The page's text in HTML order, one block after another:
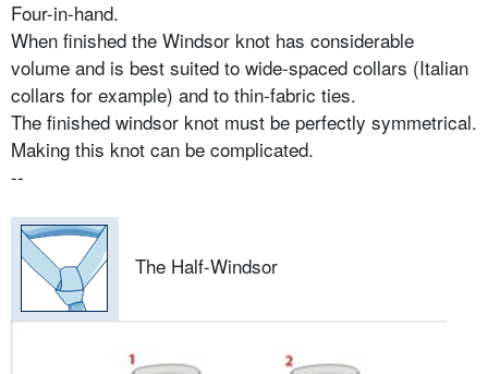
Four-in-hand.
When finished the Windsor knot has considerable
volume and is best suited to wide-spaced collars (Italian
collars for example) and to thin-fabric ties.
The finished windsor knot must be perfectly symmetrical.
Making this knot can be complicated.
--
The Half-Windsor